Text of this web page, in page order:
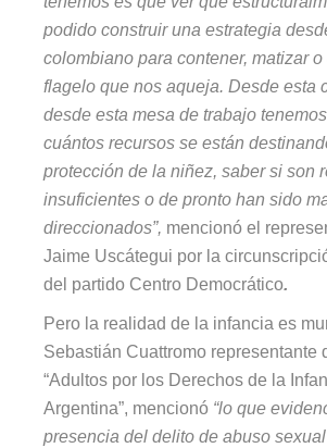
podido construir una estrategia
colombiano para contener, matizar
flagelo que nos aqueja. Desde esta
desde esta mesa de trabajo
cuántos recursos se están
protección de la niñez, saber si son
insuficientes o de pronto han sido
direccionados”, mencionó el
Jaime Uscátegui por la
del partido Centro Democrático.
Pero la realidad de la infancia es
Sebastián Cuattromo representante
“Adultos por los Derechos de la
Argentina”, mencionó “lo que
presencia del delito de abuso